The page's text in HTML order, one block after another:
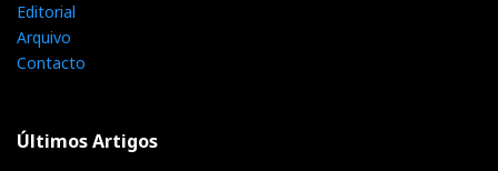
Editorial
Arquivo
Contacto
Últimos Artigos